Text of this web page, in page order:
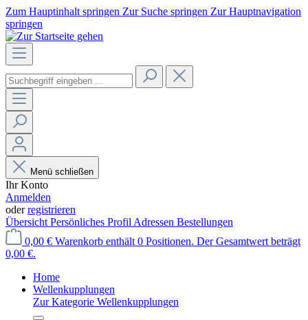
Zum Hauptinhalt springen Zur Suche springen Zur Hauptnavigation
springen
Menü schließen
Ihr Konto
Anmelden
oderregistrieren
Übersicht Persönliches Profil Adressen Bestellungen
0,00 € Warenkorb enthält 0 Positionen. Der Gesamtwert beträgt
0,00 €.
Home
Wellenkupplungen
Zur Kategorie Wellenkupplungen